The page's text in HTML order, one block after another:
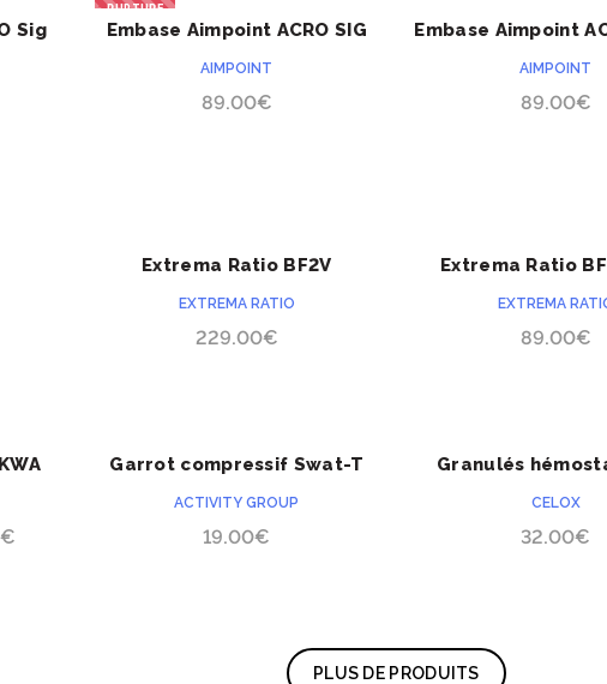
Sig
RUPTURE
ACHETER
Embase Aimpoint ACRO SIG
AIMPOINT
89.00€
Embase Aimpoint
AIMPOINT
89.00€
ACHETER
Extrema Ratio BF2V
EXTREMA RATIO
229.00€
Extrema Ratio
EXTREMA
89.00€
€
ACHETER
Garrot compressif Swat-T
ACTIVITY GROUP
19.00€
Granulés
CELOX
32.00€
PLUS DE PRODUITS